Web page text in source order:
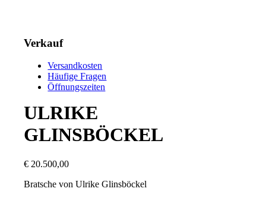
Verkauf
Versandkosten
Häufige Fragen
Öffnungszeiten
ULRIKE
GLINSBÖCKEL
€ 20.500,00
Bratsche vonUlrike Glinsböckel